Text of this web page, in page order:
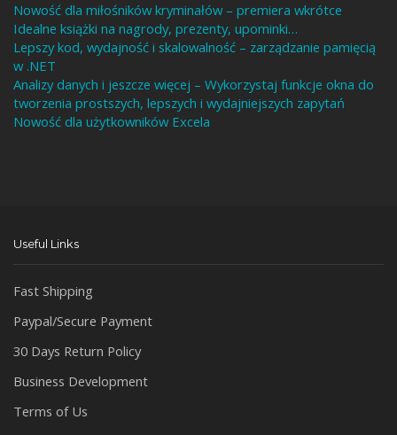
Nowość dla miłośników kryminałów – premiera wkrótce
Idealne książki na nagrody, prezenty, upominki…
Lepszy kod, wydajność i skalowalność – zarządzanie pamięcią
w .NET
Analizy danych i jeszcze więcej – Wykorzystaj funkcje okna do
tworzenia prostszych, lepszych i wydajniejszych zapytań
Nowość dla użytkowników Excela
Useful Links
Fast Shipping
Paypal/Secure Payment
30 Days Return Policy
Business Development
Terms of Us